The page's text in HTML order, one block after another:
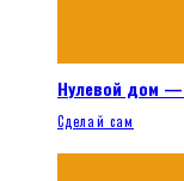
Нулевой дом —
Сделай сам